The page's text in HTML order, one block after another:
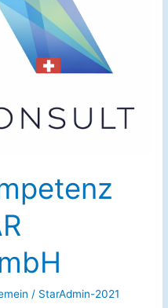
/ StarAdmin-2021